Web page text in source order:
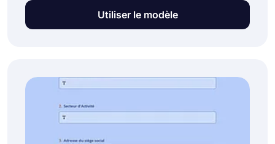
souhaitant faire une réclamation. Les
fournisseurs de soins de santé et les cabinets
créer votre propre formulaire dès aujourd'hui!
Utiliser le modèle